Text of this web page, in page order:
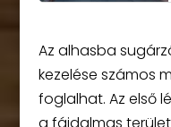
Az alhasba
kezelése számos
foglalhat. Az első